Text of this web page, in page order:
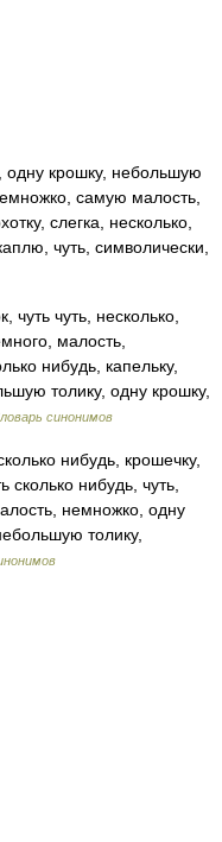
одну крошку, небольшую
самую малость,
слегка, несколько,
чуть, символически,
чуть чуть, несколько,
малость,
нибудь, капельку,
толику, одну крошку,
синонимов
нибудь, крошечку,
сколько нибудь, чуть,
немножко, одну
толику,